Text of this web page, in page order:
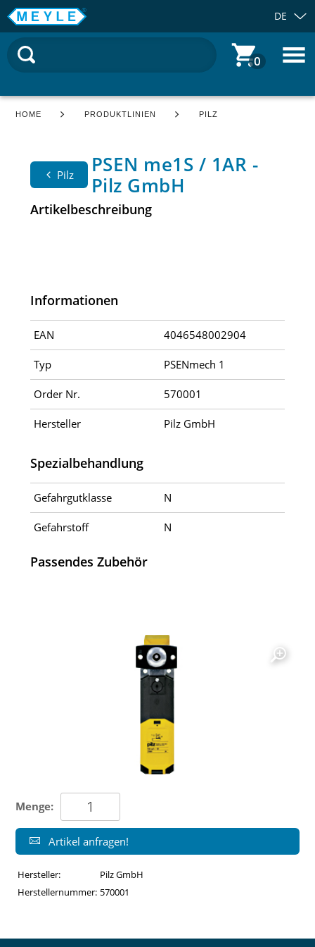
DE
0
HOME PRODUKTLINIEN PILZ
Pilz
PSEN me1S / 1AR -
Pilz GmbH
Artikelbeschreibung
Informationen
EAN 4046548002904
Typ PSENmech 1
Order Nr. 570001
Hersteller Pilz GmbH
Spezialbehandlung
Gefahrgutklasse N
Gefahrstoff N
Passendes Zubehör
Menge:
Artikel anfragen!
Hersteller:
Pilz GmbH
Herstellernummer: 570001